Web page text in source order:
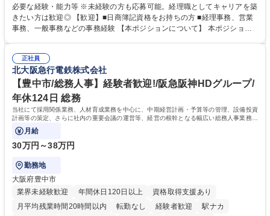
階的に経理知識を身につけていただきます。 【具体的には】 ■社内稟議に
基づく仕訳入力 ■月末の振込業務 ■明細作成 ■伝票処理、記帳業務 ■既存
メンバーの業務サポート 【将来的には】 ■月次決算補助 ■四半期・年次決
想定です。 募集職種 未経験歓迎【経理/みなとみらい】プライム上場/残業
ほぼなし/年休123日
必要な経験・能力等 ※未経験の方も応募可能。経理職としてキャリアを築
きたい方は歓迎◎ 【歓迎】■日商簿記資格をお持ちの方 ■経理事務、営業
事務、一般事務などの事務経験 【本ポジションについて】 本ポジション
当し、3～5年をかけて月次決算・四半期決算・開示資料作成補助などへス
テップアップできます。また、残業は通常月ほぼなく、決算月でも10時間
未満のため、無理なく経理として専門性を身につけられる環境です。 学
歴・資格 学歴：大学院 大学 高専 短大 専修学校 高校 語学力： 資格：日商
簿記検定1級 日商簿記検定2級
正社員
北大阪急行電鉄株式会社
【豊中市/総務人事】経験者歓迎!/阪急阪神HDグループ/
年休124日 総務
当社にて採用関係業務、人材育成業務を中心に、中期経営計画・予算等の管理、設備投資
計画等の策定、さらに社内の重要会議の運営等、経営の根幹となる幅広い総務人事業務全
般を担当していただきます。
月給
30万円～38万円
勤務地
大阪府豊中市
業界未経験歓迎
年間休日120日以上
資格取得支援あり
月平均残業時間20時間以内
転勤なし 経験者歓迎
駅ナカ